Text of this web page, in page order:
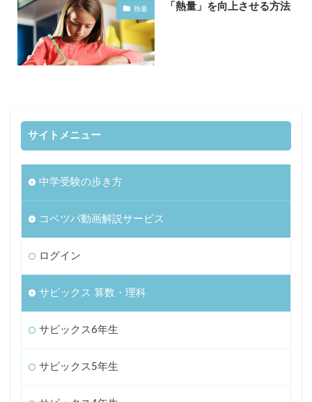
熱量 「熱量」を向上させる方法
サイトメニュー
中学受験の歩き方
コベツバ動画解説サービス
ログイン
サピックス 算数・理科
サピックス6年生
サピックス5年生